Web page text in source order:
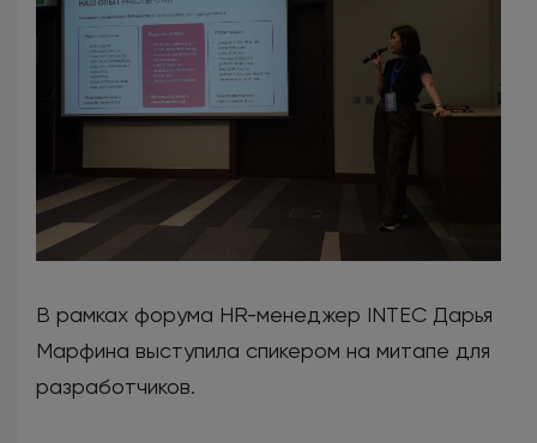
В рамках форума HR-менеджер INTEC Дарья
Марфина выступила спикером на митапе для
разработчиков.